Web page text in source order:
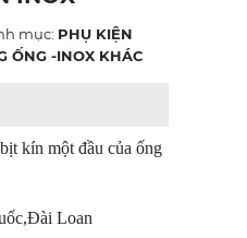
mục: PHỤ KIỆN
ỐNG -INOX KHÁC
kín một đầu của ống
Loan